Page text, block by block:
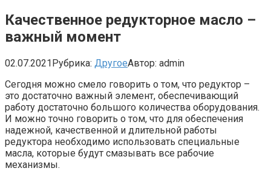
Качественное редукторное масло –
важный момент
02.07.2021Рубрика: ДругоеАвтор: admin
Сегодня можно смело говорить о том, что редуктор –
это достаточно важный элемент, обеспечивающий
работу достаточно большого количества оборудования.
И можно точно говорить о том, что для обеспечения
надежной, качественной и длительной работы
редуктора необходимо использовать специальные
масла, которые будут смазывать все рабочие
механизмы.